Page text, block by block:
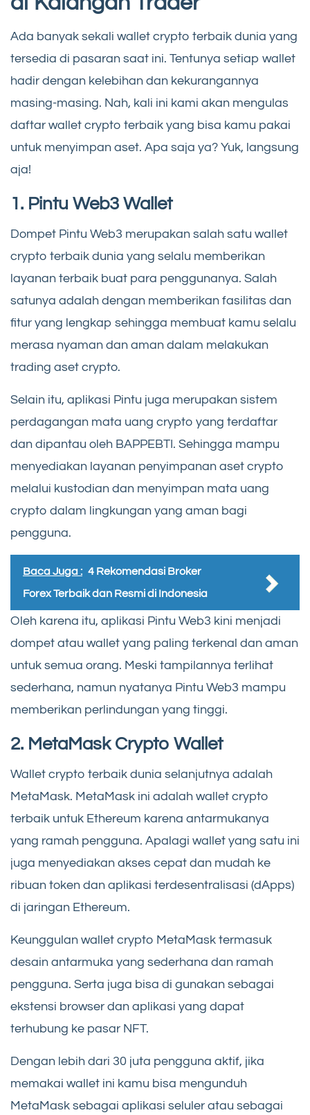
Ada banyak sekali wallet crypto terbaik dunia yang
tersedia di pasaran saat ini. Tentunya setiap wallet
hadir dengan kelebihan dan kekurangannya
masing-masing. Nah, kali ini kami akan mengulas
daftar wallet crypto terbaik yang bisa kamu pakai
untuk menyimpan aset. Apa saja ya? Yuk, langsung
aja!
1. Pintu Web3 Wallet
Dompet Pintu Web3 merupakan salah satu wallet
crypto terbaik dunia yang selalu memberikan
layanan terbaik buat para penggunanya. Salah
satunya adalah dengan memberikan fasilitas dan
fitur yang lengkap sehingga membuat kamu selalu
merasa nyaman dan aman dalam melakukan
trading aset crypto.
Selain itu, aplikasi Pintu juga merupakan sistem
perdagangan mata uang crypto yang terdaftar
dan dipantau oleh BAPPEBTI. Sehingga mampu
menyediakan layanan penyimpanan aset crypto
melalui kustodian dan menyimpan mata uang
crypto dalam lingkungan yang aman bagi
pengguna.
Baca Juga : 4 Rekomendasi Broker
Forex Terbaik dan Resmi di Indonesia
Oleh karena itu, aplikasi Pintu Web3 kini menjadi
dompet atau wallet yang paling terkenal dan aman
untuk semua orang. Meski tampilannya terlihat
sederhana, namun nyatanya Pintu Web3 mampu
memberikan perlindungan yang tinggi.
2. MetaMask Crypto Wallet
Wallet crypto terbaik dunia selanjutnya adalah
MetaMask. MetaMask ini adalah wallet crypto
terbaik untuk Ethereum karena antarmukanya
yang ramah pengguna. Apalagi wallet yang satu ini
juga menyediakan akses cepat dan mudah ke
ribuan token dan aplikasi terdesentralisasi (dApps)
di jaringan Ethereum.
Keunggulan wallet crypto MetaMask termasuk
desain antarmuka yang sederhana dan ramah
pengguna. Serta juga bisa di gunakan sebagai
ekstensi browser dan aplikasi yang dapat
terhubung ke pasar NFT.
Dengan lebih dari 30 juta pengguna aktif, jika
memakai wallet ini kamu bisa mengunduh
MetaMask sebagai aplikasi seluler atau sebagai